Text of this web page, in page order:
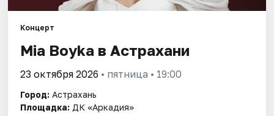
Города
Площадки
Артисты
Концерт
Mia Boyka в Астрахани
23 октября 2026 • пятница • 19:00
Город: Астрахань
Площадка: ДК «Аркадия»